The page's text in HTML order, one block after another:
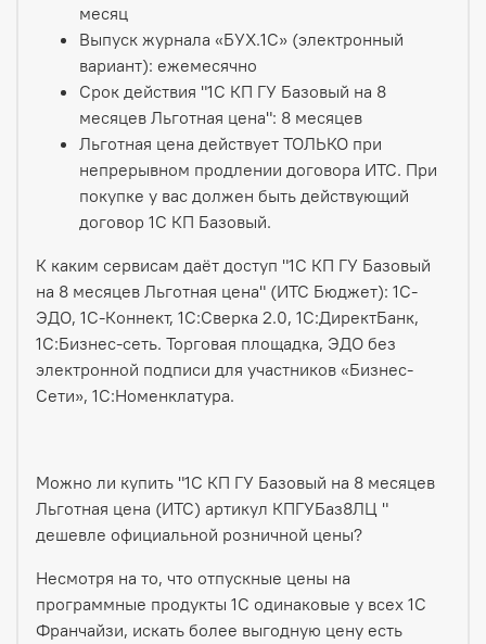
месяц
Выпуск журнала «БУХ.1С» (электронный
вариант): ежемесячно
Срок действия "1С КП ГУ Базовый на 8
месяцев Льготная цена": 8 месяцев
Льготная цена действует ТОЛЬКО при
непрерывном продлении договора ИТС. При
покупке у вас должен быть действующий
договор 1С КП Базовый.
К каким сервисам даёт доступ "1С КП ГУ Базовый
на 8 месяцев Льготная цена" (ИТС Бюджет): 1С-
ЭДО, 1С-Коннект, 1С:Сверка 2.0, 1С:ДиректБанк,
1С:Бизнес-сеть. Торговая площадка, ЭДО без
электронной подписи для участников «Бизнес-
Сети», 1С:Номенклатура.
Можно ли купить "1С КП ГУ Базовый на 8 месяцев
Льготная цена (ИТС) артикул КПГУБаз8ЛЦ "
дешевле официальной розничной цены?
Несмотря на то, что отпускные цены на
программные продукты 1С одинаковые у всех 1С
Франчайзи, искать более выгодную цену есть